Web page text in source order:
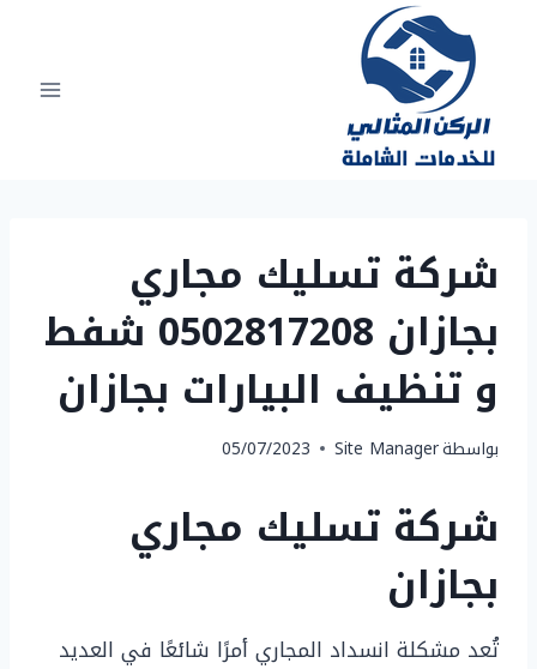
المحتوى
شركة تسليك مجاري
بجازان 0502817208 شفط
و تنظيف البيارات بجازان
بواسطةSite Manager
05/07/2023
شركة تسليك مجاري
بجازان
تُعد مشكلة انسداد المجاري أمرًا شائعًا في العديد